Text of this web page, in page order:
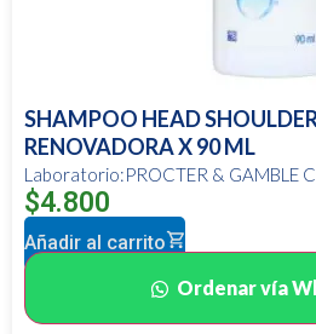
SHAMPOO HEAD
RENOVADORA X 90 ML
Laboratorio:PROCTER & GAMBLE
$4.800
Añadir al carrito
Ordenar vía